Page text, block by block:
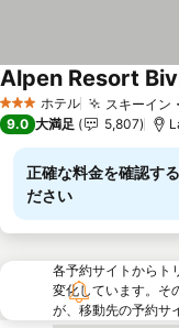
3 ホテルのランク
ホテル スキーイン
Alpen Resort
9.0 大満足 5,807
正確な料金を確認す
ださい
各予約サイトからト
変化しています。そ
が、移動先の予約サ